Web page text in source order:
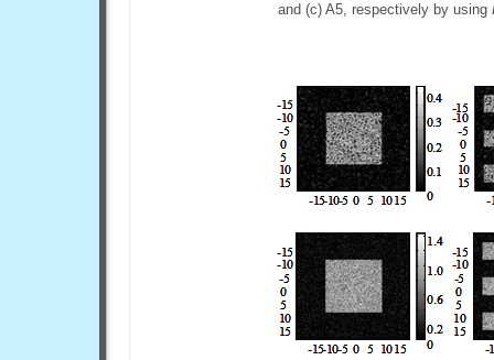
and (c) A5, respectively by using